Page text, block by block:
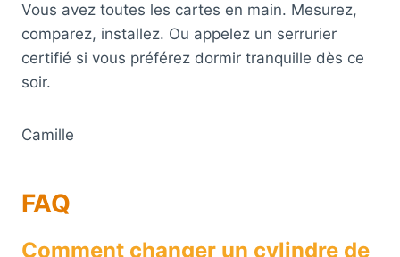
Vous avez toutes les cartes en main. Mesurez,
comparez, installez. Ou appelez un serrurier
certifié si vous préférez dormir tranquille dès ce
soir.
Camille
FAQ
Comment changer un cylindre de